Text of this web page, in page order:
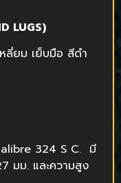
LUGS)
ลี่ยม เย็บมือ สีดำ
324 S C. มี
มม. และความสูง